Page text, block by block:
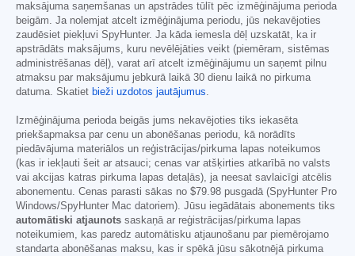
maksājuma saņemšanas un apstrādes tūlīt pēc izmēģinājuma perioda
beigām. Ja nolemjat atcelt izmēģinājuma periodu, jūs nekavējoties
zaudēsiet piekļuvi SpyHunter. Ja kāda iemesla dēļ uzskatāt, ka ir
apstrādāts maksājums, kuru nevēlējāties veikt (piemēram, sistēmas
administrēšanas dēļ), varat arī atcelt izmēģinājumu un saņemt pilnu
atmaksu par maksājumu jebkurā laikā 30 dienu laikā no pirkuma
datuma. Skatiet bieži uzdotos jautājumus.
Izmēģinājuma perioda beigās jums nekavējoties tiks iekasēta
priekšapmaksa par cenu un abonēšanas periodu, kā norādīts
piedāvājuma materiālos un reģistrācijas/pirkuma lapas noteikumos
(kas ir iekļauti šeit ar atsauci; cenas var atšķirties atkarībā no valsts
vai akcijas katras pirkuma lapas detaļās), ja neesat savlaicīgi atcēlis
abonementu. Cenas parasti sākas no $79.98 pusgadā (SpyHunter Pro
Windows/SpyHunter Mac datoriem). Jūsu iegādātais abonements tiks
automātiski atjaunots saskaņā ar reģistrācijas/pirkuma lapas
noteikumiem, kas paredz automātisku atjaunošanu par piemērojamo
standarta abonēšanas maksu, kas ir spēkā jūsu sākotnējā pirkuma